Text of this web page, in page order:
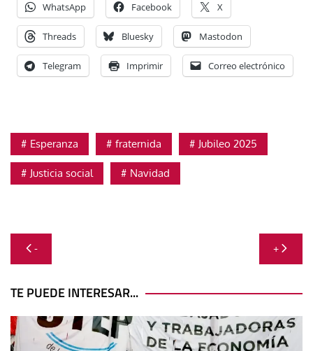
WhatsApp Facebook X
Threads Bluesky Mastodon
Telegram Imprimir Correo electrónico
Esperanza fraternida Jubileo 2025
Justicia social Navidad
Navegación
de
entradas
- +
TE PUEDE INTERESAR...